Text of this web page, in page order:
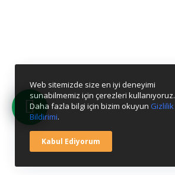
Web sitemizde size en iyi deneyimi
sunabilmemiz için çerezleri kullanıyoruz.
Daha fazla bilgi için bizim okuyun Gizlilik
Bildirimi.
Kabul Ediyorum